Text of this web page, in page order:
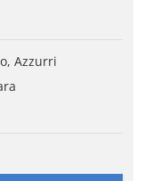
Azzurri